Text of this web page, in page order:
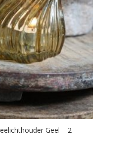
Geel – 2